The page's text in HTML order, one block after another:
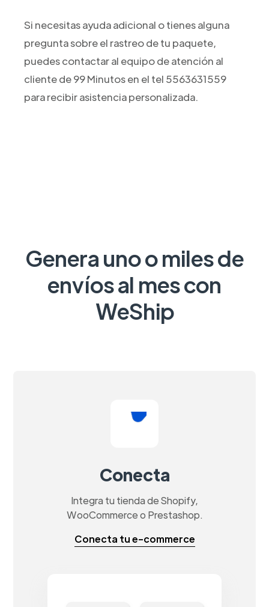
Si necesitas ayuda adicional o tienes alguna
pregunta sobre el rastreo de tu paquete,
puedes contactar al equipo de atención al
cliente de 99 Minutos en el tel 5563631559
para recibir asistencia personalizada.
Genera uno o miles de
envíos al mes con
WeShip
Conecta
Integra tu tienda de Shopify,
WooCommerce o Prestashop.
Conecta tu e-commerce